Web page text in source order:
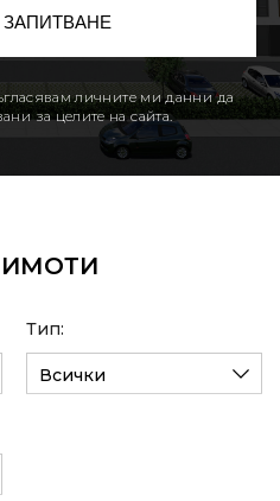
личните ми данни да
за целите на сайта.
Тип:
Всички